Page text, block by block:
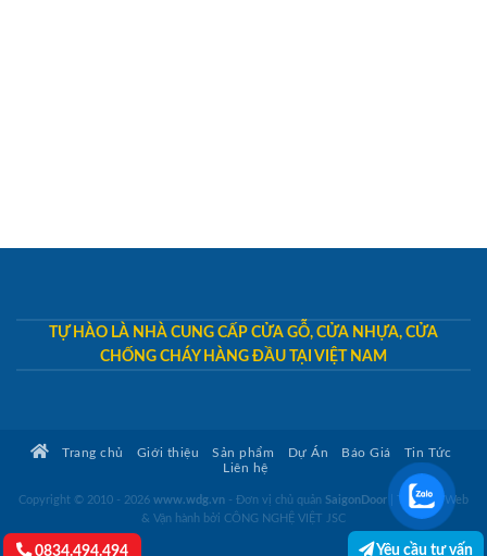
TỰ HÀO LÀ NHÀ CUNG CẤP CỬA GỖ, CỬA NHỰA, CỬA
CHỐNG CHÁY HÀNG ĐẦU TẠI VIỆT NAM
Trang chủ Giới thiệu Sản phẩm Dự Án Báo Giá
Tin Tức
Liên hệ
Copyright © 2010 - 2026 www.wdg.vn - Đơn vị chủ quản SaigonDoor
Thiết kế Web
& Vận hành bởi CÔNG NGHỆ VIỆT JSC
0834.494.494 Yêu cầu tư vấn